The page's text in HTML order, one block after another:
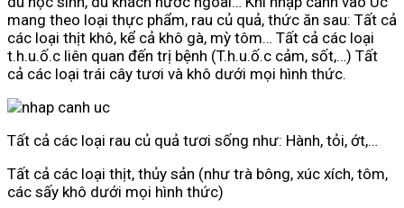
mang theo loại thực phẩm, rau củ quả, thức ăn sau: Tất cả
các loại thịt khô, kể cả khô gà, mỳ tôm… Tất cả các loại
t.h.u.ố.c liên quan đến trị bệnh (T.h.u.ố.c cảm, sốt,…) Tất
cả các loại trái cây tươi và khô dưới mọi hình thức.
Tất cả các loại rau củ quả tươi sống như: Hành, tỏi, ớt,…
Tất cả các loại thịt, thủy sản (như trà bông, xúc xích, tôm,
các sấy khô dưới mọi hình thức)